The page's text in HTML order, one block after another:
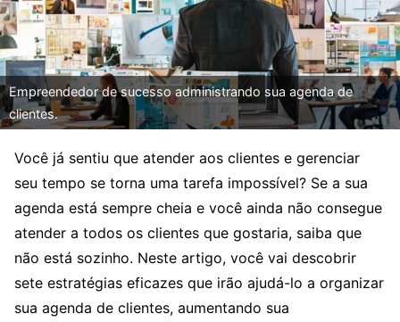
Empreendedor de sucesso administrando sua agenda de
clientes.
Você já sentiu que atender aos clientes e gerenciar
seu tempo se torna uma tarefa impossível? Se a sua
agenda está sempre cheia e você ainda não consegue
atender a todos os clientes que gostaria, saiba que
não está sozinho. Neste artigo, você vai descobrir
sete estratégias eficazes que irão ajudá-lo a organizar
sua agenda de clientes, aumentando sua